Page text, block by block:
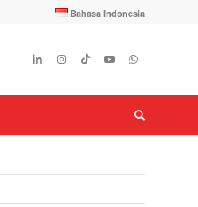
Bahasa Indonesia